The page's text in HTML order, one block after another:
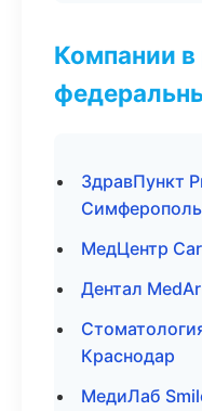
Компании
ЗдравПункт
Симферополь
МедЦентр
Дентал
Краснодар
МедиЛаб